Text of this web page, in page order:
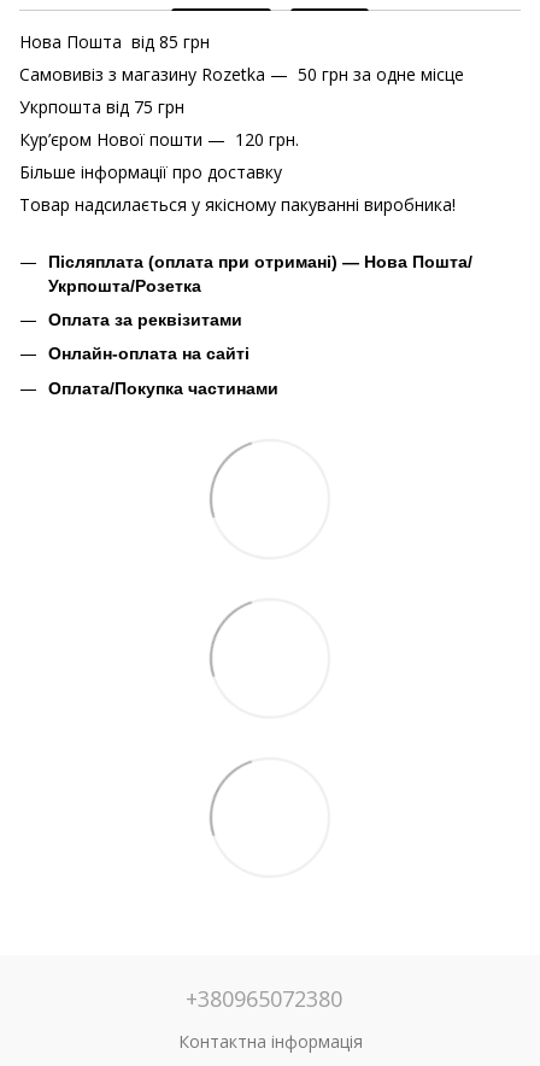
Нова Пошта від 85 грн
Самовивіз з магазину Rozetka — 50 грн за одне місце
Укрпошта від 75 грн
Кур’єром Нової пошти — 120 грн.
Більше інформації про доставку
Товар надсилається у якісному пакуванні виробника!
Післяплата (оплата при отримані) — Нова Пошта/
Укрпошта/Розетка
Оплата за реквізитами
Онлайн-оплата на сайті
Оплата/Покупка частинами
+380965072380
Контактна інформація